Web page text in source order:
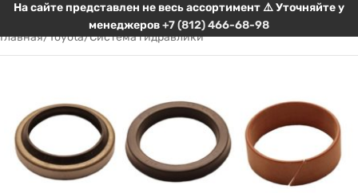
На сайте представлен не весь ассортимент ⚠️ Уточняйте у
менеджеров+7 (812) 466-68-98
Главная/Toyota/Система гидравлики